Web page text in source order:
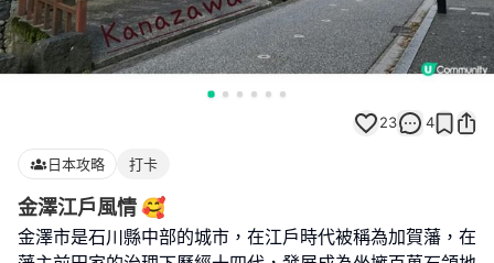
23 4
日本攻略 打卡
金澤江戶風情 🥰
金澤市是石川縣中部的城市，在江戶時代被稱為加賀藩，在